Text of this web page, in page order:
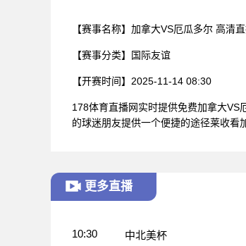
【赛事名称】 加拿大VS厄瓜多尔 高清
【赛事分类】 国际友谊
【开赛时间】 2025-11-14 08:30
178体育直播网实时提供免费加拿大VS
的球迷朋友提供一个便捷的途径莱收看
更多直播
10:30 中北美杯